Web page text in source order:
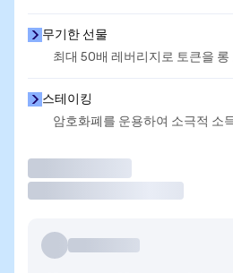
무기한 선물
최대 50배 레버리지로 토큰을 롱
스테이킹
암호화폐를 운용하여 소극적 소